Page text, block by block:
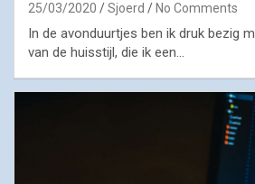
25/03/2020 Sjoerd No Comments
In de avonduurtjes ben ik druk bezig
van de huisstijl, die ik een…